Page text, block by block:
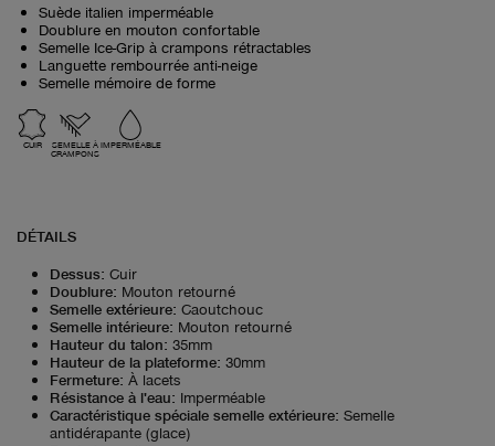
Suède italien imperméable
Doublure en mouton confortable
Semelle Ice-Grip à crampons rétractables
Languette rembourrée anti-neige
Semelle mémoire de forme
CUIR
SEMELLE À
CRAMPONS
IMPERMÉABLE
DÉTAILS
Dessus: Cuir
Doublure: Mouton retourné
Semelle extérieure: Caoutchouc
Semelle intérieure: Mouton retourné
Hauteur du talon: 35mm
Hauteur de la plateforme: 30mm
Fermeture: À lacets
Résistance à l'eau: Imperméable
Caractéristique spéciale semelle extérieure: Semelle
antidérapante (glace)